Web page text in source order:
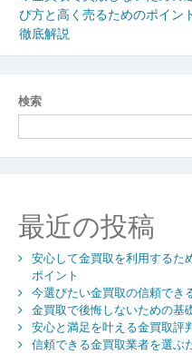
稿
ナ
ビ
ゲ
ー
ョ
ン
び方と高く売るためのポイン
徹底解説
検索
最近の投稿
安心して金買取を利用するた
ポイント
今選びたい金買取の信頼でき
金買取で後悔しないための基
安心と満足を叶える金買取評
信頼できる金買取業者を選ぶ